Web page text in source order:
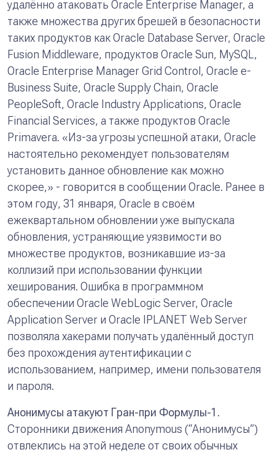
удалённо атаковать Oracle Enterprise Manager, а
также множества других брешей в безопасности
таких продуктов как Oracle Database Server, Oracle
Fusion Middleware, продуктов Oracle Sun, MySQL,
Oracle Enterprise Manager Grid Control, Oracle e-
Business Suite, Oracle Supply Chain, Oracle
PeopleSoft, Oracle Industry Applications, Oracle
Financial Services, а также продуктов Oracle
Primavera. «Из-за угрозы успешной атаки, Oracle
настоятельно рекомендует пользователям
установить данное обновление как можно
скорее,» - говорится в сообщении Oracle. Ранее в
этом году, 31 января, Oracle в своём
ежеквартальном обновлении уже выпускала
обновления, устраняющие уязвимости во
множестве продуктов, возникавшие из-за
коллизий при использовании функции
хеширования. Ошибка в программном
обеспечении Oracle WebLogic Server, Oracle
Application Server и Oracle IPLANET Web Server
позволяла хакерами получать удалённый доступ
без прохождения аутентификации с
использованием, например, имени пользователя
и пароля.
Анонимусы атакуют Гран-при Формулы-1 .
Сторонники движения Anonymous (“Анонимусы”)
отвлеклись на этой неделе от своих обычных